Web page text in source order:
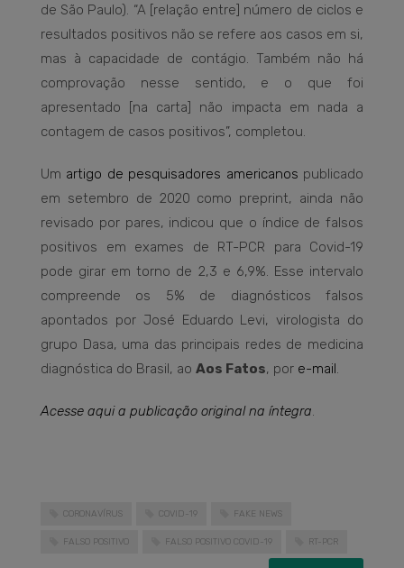
de São Paulo). “A [relação entre] número de ciclos e
resultados positivos não se refere aos casos em si,
mas à capacidade de contágio. Também não há
comprovação nesse sentido, e o que foi
apresentado [na carta] não impacta em nada a
contagem de casos positivos”, completou.
Um artigo de pesquisadores americanos publicado
em setembro de 2020 como preprint, ainda não
revisado por pares, indicou que o índice de falsos
positivos em exames de RT-PCR para Covid-19
pode girar em torno de 2,3 e 6,9%. Esse intervalo
compreende os 5% de diagnósticos falsos
apontados por José Eduardo Levi, virologista do
grupo Dasa, uma das principais redes de medicina
diagnóstica do Brasil, ao Aos Fatos, por e-mail
Acesse aqui a publicação original na íntegra
CORONAVÍRUS COVID-19 FAKE NEWS
FALSO POSITIVO FALSO POSITIVO COVID-19 RT-PCR